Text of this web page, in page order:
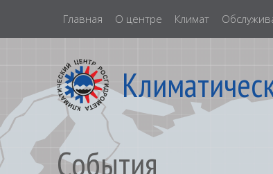
Главная О центре Климат
События